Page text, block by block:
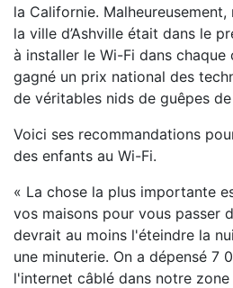
la Californie.
la ville d’Ashville était dans le
à installer le Wi-Fi dans chaque
gagné un prix national des
de véritables nids de guêpes
Voici ses recommandations
des enfants au Wi-Fi.
« La chose la plus importante
vos maisons pour vous passer
devrait au moins l'éteindre la
une minuterie. On a dépensé 7
l'internet câblé dans notre